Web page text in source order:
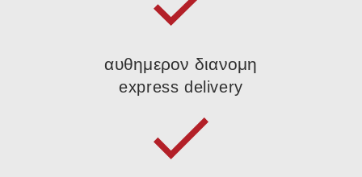
αυθημερον διανομη
express delivery